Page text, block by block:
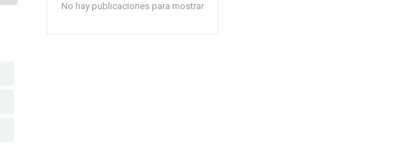
No hay publicaciones para mostrar